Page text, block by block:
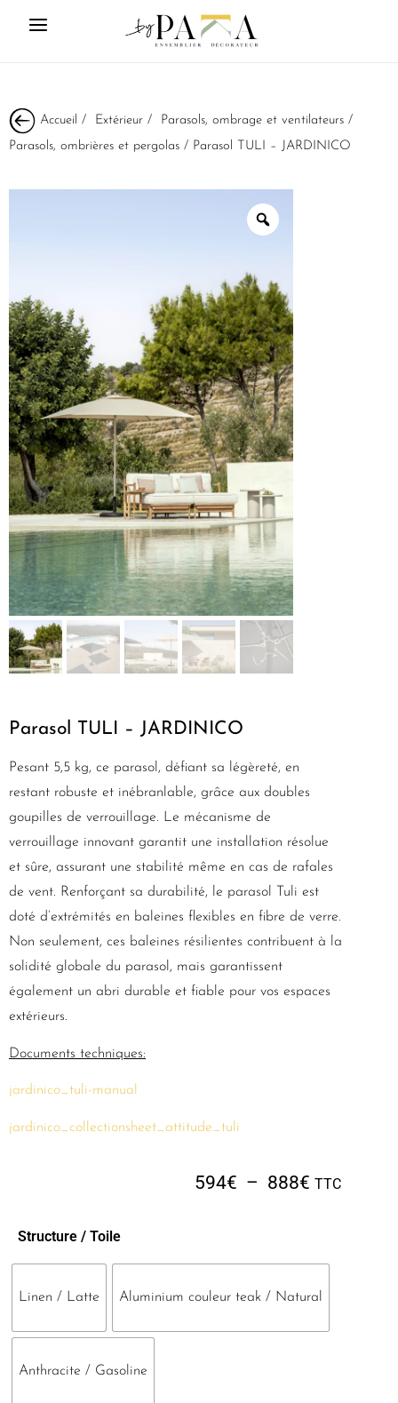
Accueil / Extérieur / Parasols, ombrage et ventilateurs /
Parasols, ombrières et pergolas / Parasol TULI – JARDINICO
Parasol TULI – JARDINICO
Pesant 5,5 kg, ce parasol, défiant sa légèreté, en
restant robuste et inébranlable, grâce aux doubles
goupilles de verrouillage. Le mécanisme de
verrouillage innovant garantit une installation résolue
et sûre, assurant une stabilité même en cas de rafales
de vent. Renforçant sa durabilité, le parasol Tuli est
doté d’extrémités en baleines flexibles en fibre de verre.
Non seulement, ces baleines résilientes contribuent à la
solidité globale du parasol, mais garantissent
également un abri durable et fiable pour vos espaces
extérieurs.
Documents techniques:
jardinico_tuli-manual
jardinico_collectionsheet_attitude_tuli
594€ – 888€ TTC
Structure / Toile
Linen / Latte Aluminium couleur teak / Natural
Anthracite / Gasoline